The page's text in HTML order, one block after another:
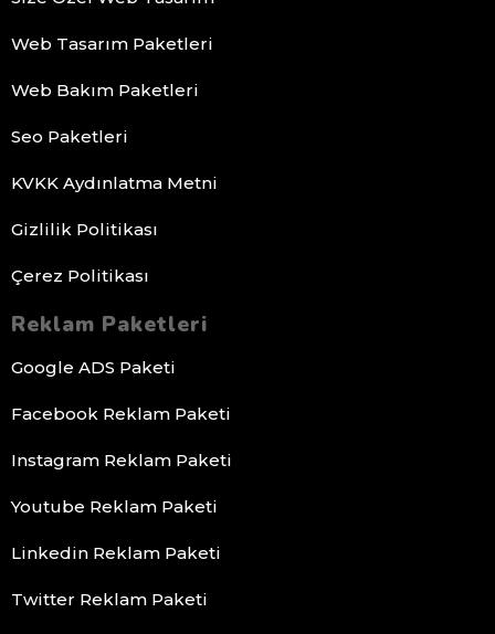
Web Tasarım Paketleri
Web Bakım Paketleri
Seo Paketleri
KVKK Aydınlatma Metni
Gizlilik Politikası
Çerez Politikası
Reklam Paketleri
Google ADS Paketi
Facebook Reklam Paketi
Instagram Reklam Paketi
Youtube Reklam Paketi
Linkedin Reklam Paketi
Twitter Reklam Paketi